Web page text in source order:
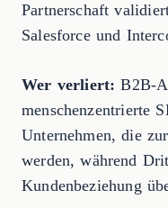
Partnerschaft
Salesforce und
Wer verliert: B2B-
menschenzentrierte
Unternehmen, die
werden, während
Kundenbeziehung